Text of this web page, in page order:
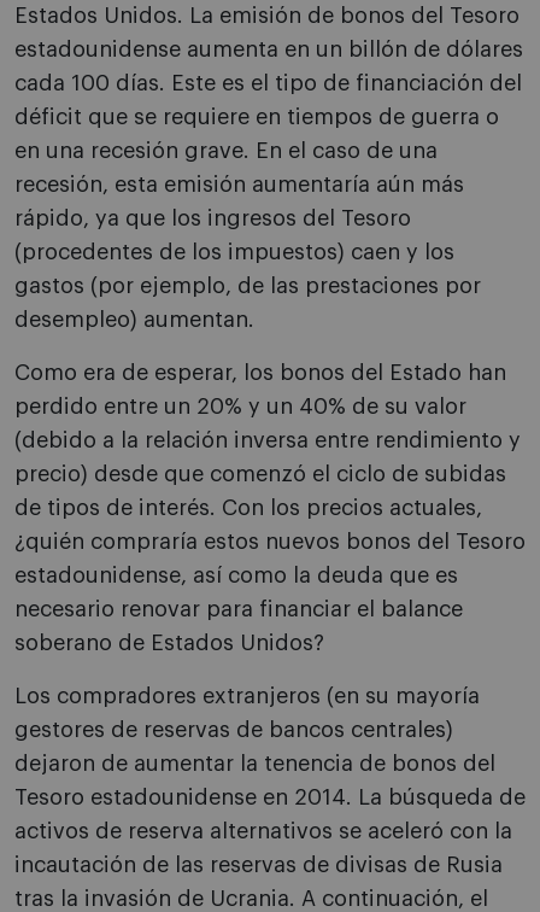
Estados Unidos. La emisión de bonos del Tesoro
estadounidense aumenta en un billón de dólares
cada 100 días. Este es el tipo de financiación del
déficit que se requiere en tiempos de guerra o
en una recesión grave. En el caso de una
recesión, esta emisión aumentaría aún más
rápido, ya que los ingresos del Tesoro
(procedentes de los impuestos) caen y los
gastos (por ejemplo, de las prestaciones por
desempleo) aumentan.
Como era de esperar, los bonos del Estado han
perdido entre un 20% y un 40% de su valor
(debido a la relación inversa entre rendimiento y
precio) desde que comenzó el ciclo de subidas
de tipos de interés. Con los precios actuales,
¿quién compraría estos nuevos bonos del Tesoro
estadounidense, así como la deuda que es
necesario renovar para financiar el balance
soberano de Estados Unidos?
Los compradores extranjeros (en su mayoría
gestores de reservas de bancos centrales)
dejaron de aumentar la tenencia de bonos del
Tesoro estadounidense en 2014. La búsqueda de
activos de reserva alternativos se aceleró con la
incautación de las reservas de divisas de Rusia
tras la invasión de Ucrania. A continuación, el